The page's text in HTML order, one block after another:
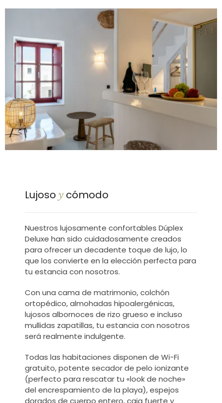
Lujoso y cómodo
Nuestros lujosamente confortables Dúplex
Deluxe han sido cuidadosamente creados
para ofrecer un decadente toque de lujo, lo
que los convierte en la elección perfecta para
tu estancia con nosotros.
Con una cama de matrimonio, colchón
ortopédico, almohadas hipoalergénicas,
lujosos albornoces de rizo grueso e incluso
mullidas zapatillas, tu estancia con nosotros
será realmente indulgente.
Todas las habitaciones disponen de Wi-Fi
gratuito, potente secador de pelo ionizante
(perfecto para rescatar tu «look de noche»
del encrespamiento de la playa), espejos
dorados de cuerpo entero, caja fuerte y